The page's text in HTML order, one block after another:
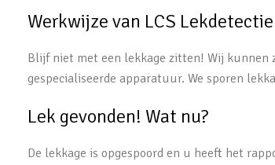
Werkwijze van LCS Lekdetectie
Blijf niet met een lekkage zitten! Wij kunnen
gespecialiseerde apparatuur. We sporen
Lek gevonden! Wat nu?
De lekkage is opgespoord en u heeft het